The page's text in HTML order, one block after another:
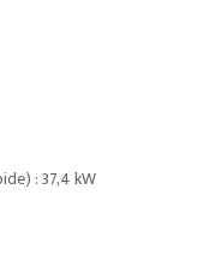
: 37,4 kW